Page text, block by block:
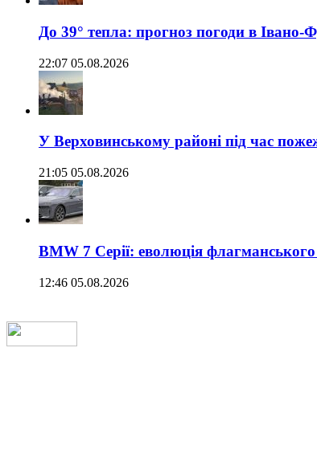
До 39° тепла: прогноз погоди в Івано-
22:07 05.08.2026
У Верховинському районі під час
21:05 05.08.2026
BMW 7 Серії: еволюція флагманського
12:46 05.08.2026